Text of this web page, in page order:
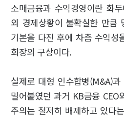
소매금융과 수익경영이란 화
외 경제상황이 불확실한 만큼
기본을 다진 후에 차츰 수익성
회장의 구상이다.
실제로 대형 인수합병(M&A)
밀어붙였던 과거 KB금융 CEO
주의는 철저히 배제하고 있다